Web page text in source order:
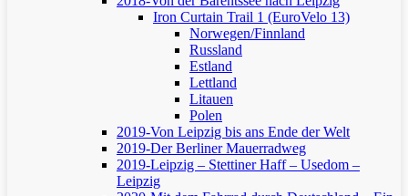
Iron Curtain Trail 1 (EuroVelo 13)
Norwegen/Finnland
Russland
Estland
Lettland
Litauen
Polen
2019-Von Leipzig bis ans Ende der Welt
2019-Der Berliner Mauerradweg
2019-Leipzig – Stettiner Haff – Usedom –
Leipzig